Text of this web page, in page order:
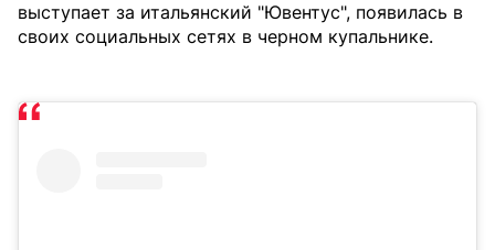
выступает за итальянский "Ювентус", появилась в
своих социальных сетях в черном купальнике.